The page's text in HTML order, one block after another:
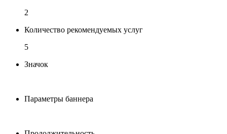
2
Количество рекомендуемых услуг
5
Значок
Параметры баннера